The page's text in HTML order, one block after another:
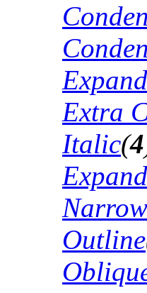
Extra
Italic(4
Narrow
Outline